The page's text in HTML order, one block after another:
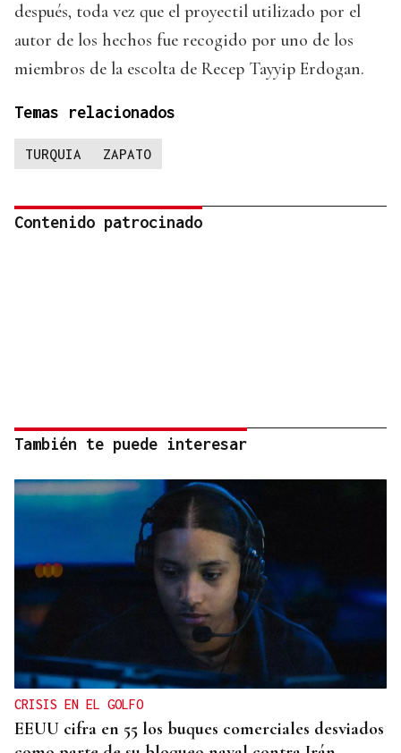
después, toda vez que el proyectil utilizado por el
autor de los hechos fue recogido por uno de los
miembros de la escolta de Recep Tayyip Erdogan.
Temas relacionados
TURQUIA ZAPATO
Contenido patrocinado
También te puede interesar
CRISIS EN EL GOLFO
EEUU cifra en 55 los buques comerciales desviados